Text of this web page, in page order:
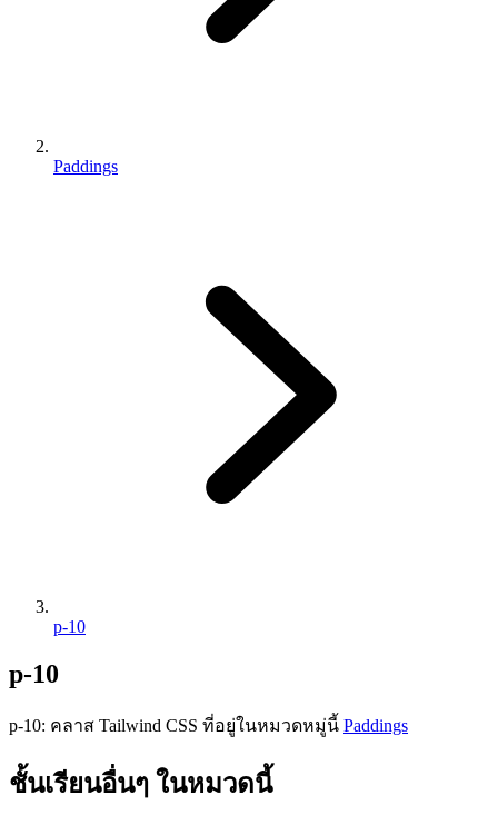
Paddings
p-10
p-10
p-10: คลาส Tailwind CSS ที่อยู่ในหมวดหมู่นี้ Paddings
ชั้นเรียนอื่นๆ ในหมวดนี้